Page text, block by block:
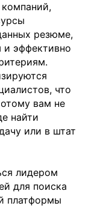
резюме,
и эффективно
что
вам не
найти
или в штат
лидером
для поиска
платформы